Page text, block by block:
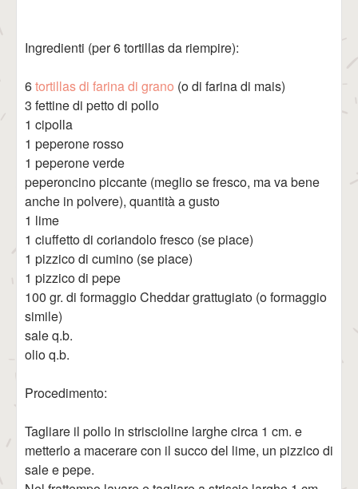
Ingredienti (per 6 tortillas da riempire):
6tortillas di farina di grano (o di farina di mais)
3 fettine di petto di pollo
1 cipolla
1 peperone rosso
1 peperone verde
peperoncino piccante (meglio se fresco, ma va bene
anche in polvere), quantità a gusto
1 lime
1 ciuffetto di coriandolo fresco (se piace)
1 pizzico di cumino (se piace)
1 pizzico di pepe
100 gr. di formaggio Cheddar grattugiato (o formaggio
simile)
sale q.b.
olio q.b.
Procedimento:
Tagliare il pollo in striscioline larghe circa 1 cm. e
metterlo a macerare con il succo del lime, un pizzico di
sale e pepe.